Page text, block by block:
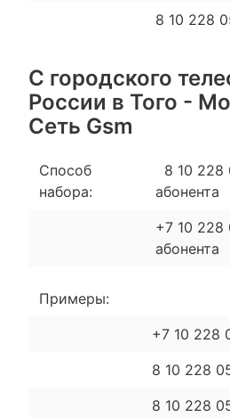
8 10 228
С городского
России в Того -
Сеть Gsm
Способ
набора:
8 10 228
абонента
+7 10 228
абонента
Примеры:
+7 10 228
8 10 228
8 10 228